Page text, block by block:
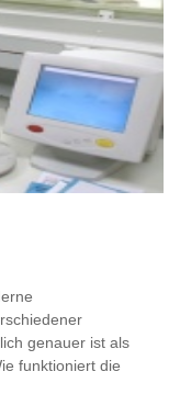
genauer ist als
funktioniert die